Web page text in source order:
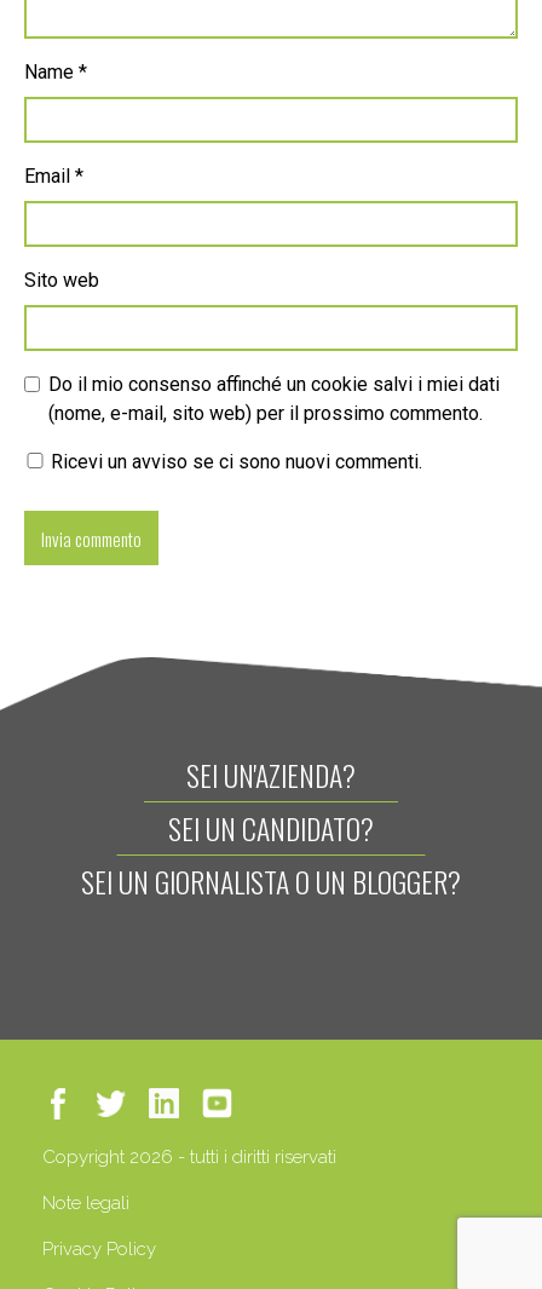
Name *
Email *
Sito web
Do il mio consenso affinché un cookie salvi i miei dati
(nome, e-mail, sito web) per il prossimo commento.
Ricevi un avviso se ci sono nuovi commenti.
SEI UN'AZIENDA?
SEI UN CANDIDATO?
SEI UN GIORNALISTA O UN BLOGGER?
Copyright 2026 - tutti i diritti riservati
Note legali
Privacy Policy